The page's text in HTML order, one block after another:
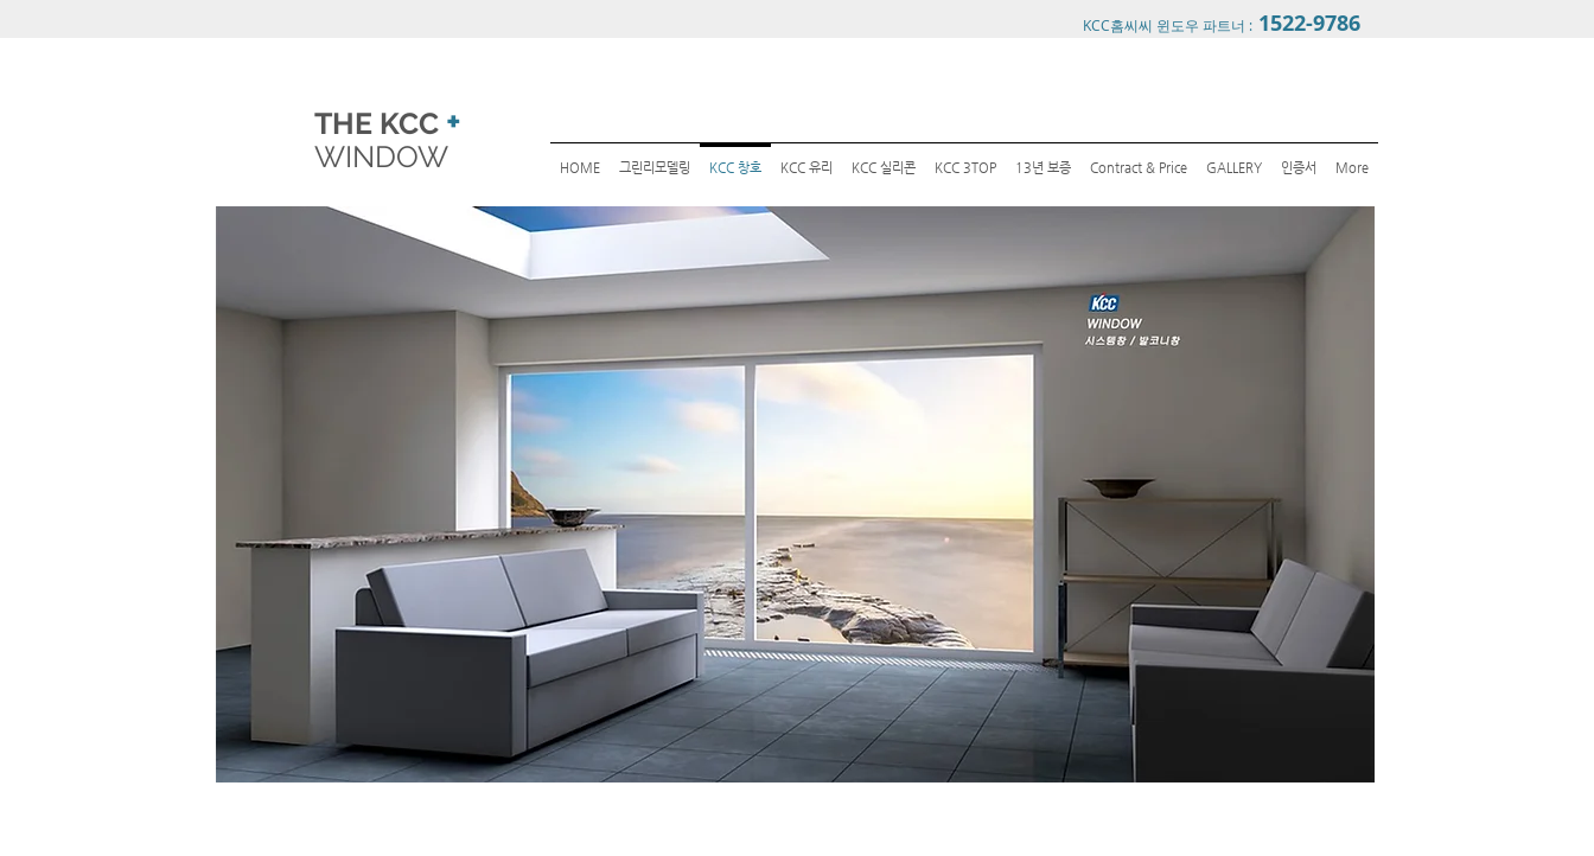
KCC홈씨씨 윈도우 파트너 : 1522-9786
THE KCC +
WINDOW HOME 그린리모델링 KCC 창호 KCC 유리 KCC 실리콘 KCC 3TOP 13년 보증 Contract & Price GALLERY 인증서 More